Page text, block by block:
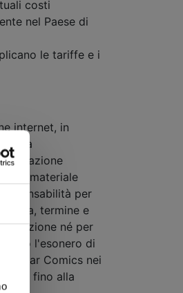
costi
nel Paese di
le tariffe e i
internet, in
la
il materiale
per
termine e
né per
l'esonero di
di Star Comics nei
fino alla